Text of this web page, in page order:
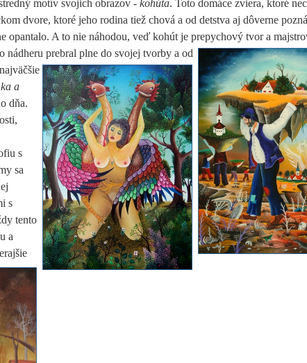
motív svojich obrazov - kohúta. Toto domáce zviera, ktoré
dvore, ktoré jeho rodina tiež chová a od detstva aj dôverne
opantalo. A to nie náhodou, veď kohút je prepychový tvor a
nádheru prebral plne do svojej tvorby a od
a
dňa.
s
sa
s
tento
a